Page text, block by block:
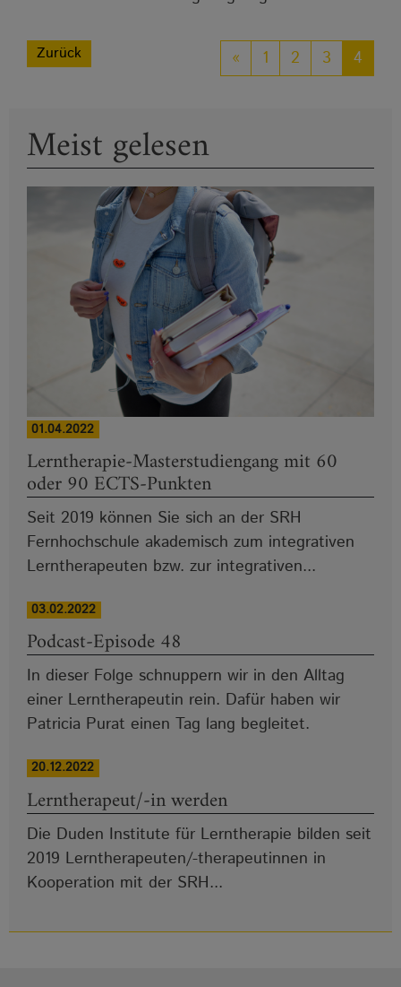
Zurück « 1 2 3 4
Meist gelesen
01.04.2022
Lerntherapie-Masterstudiengang mit 60
oder 90 ECTS-Punkten
Seit 2019 können Sie sich an der SRH
Fernhochschule akademisch zum integrativen
Lerntherapeuten bzw. zur integrativen...
03.02.2022
Podcast-Episode 48
In dieser Folge schnuppern wir in den Alltag
einer Lerntherapeutin rein. Dafür haben wir
Patricia Purat einen Tag lang begleitet.
20.12.2022
Lerntherapeut/-in werden
Die Duden Institute für Lerntherapie bilden seit
2019 Lerntherapeuten/-therapeutinnen in
Kooperation mit der SRH...